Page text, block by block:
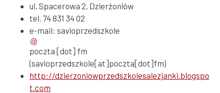
ul. Spacerowa 2, Dzierżoniów
tel. 74 831 34 02
e-mail: savioprzedszkole
poczta [dot] fm
(savioprzedszkole[at]poczta[dot]fm)
http://dzierzoniowprzedszkolesalezjanki.blogspo
t.com